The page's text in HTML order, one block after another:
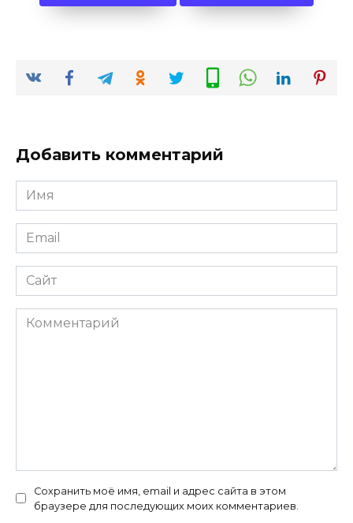
Добавить комментарий
Имя
*
Email
*
Сайт
Комментарий
Сохранить моё имя, email и адрес сайта в этом
браузере для последующих моих комментариев.